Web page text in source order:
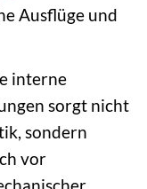
Ausflüge und
interne
sorgt nicht
sondern
vor